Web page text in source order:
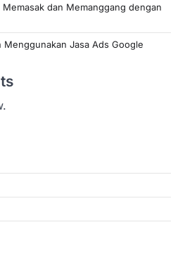
Memasak dan Memanggang dengan
Menggunakan Jasa Ads Google